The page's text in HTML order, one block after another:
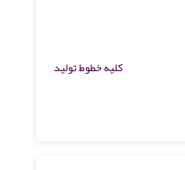
کلیه خطوط تولید